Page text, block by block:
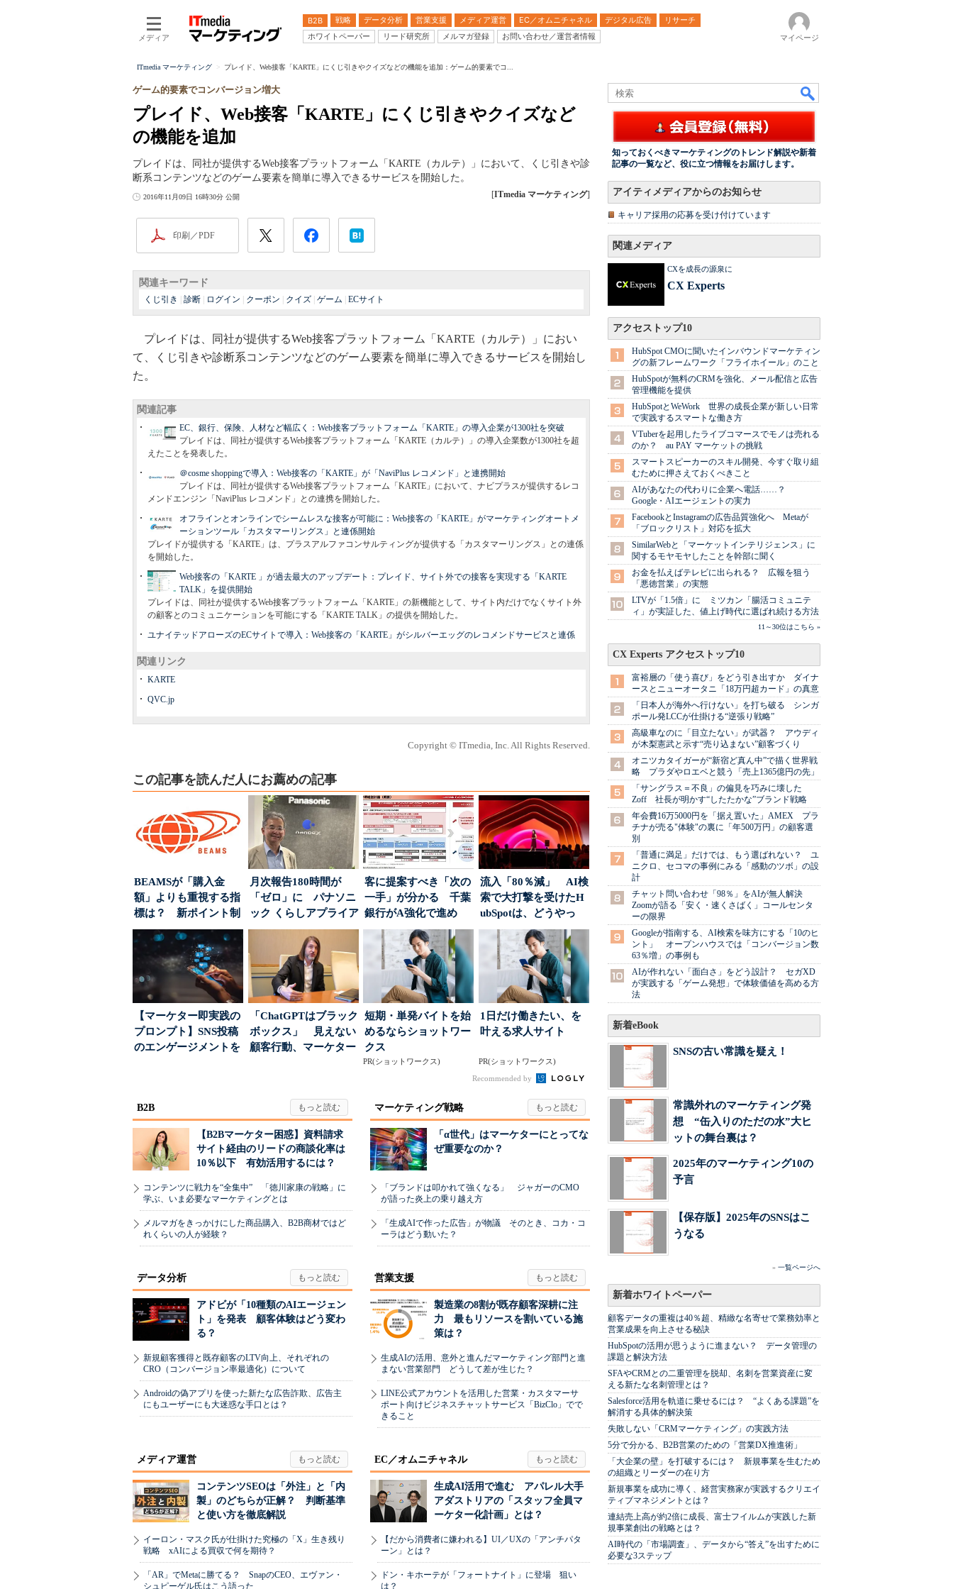
メディア
B2B 戦略 データ分析 営業支援 メディア運営 EC／オムニチャネル デジタル広告
リサーチ
ホワイトペーパー
リード研究所 メルマガ登録 お問い合わせ／運営者情報 マイページ
ITmedia マーケティング プレイド、Web接客「KARTE」にくじ引きやクイズなどの機能を追加：ゲーム的要素でコ...
プレイド、Web接客「KARTE」にくじ引きやクイズなど
の機能を追加
ゲーム的要素でコンバージョン増大
プレイドは、同社が提供するWeb接客プラットフォーム「KARTE（カルテ）」において、くじ引きや診
断系コンテンツなどのゲーム要素を簡単に導入できるサービスを開始した。
2016年11月09日 16時30分 公開 [ITmedia マーケティング]
印刷／PDF
関連キーワード
くじ引き 診断 ログイン クーポン クイズ ゲーム ECサイト
プレイドは、同社が提供するWeb接客プラットフォーム「KARTE（カルテ）」におい
て、くじ引きや診断系コンテンツなどのゲーム要素を簡単に導入できるサービスを開始し
た。
関連記事
EC、銀行、保険、人材など幅広く：Web接客プラットフォーム「KARTE」の導入企業が1300社を突破
プレイドは、同社が提供するWeb接客プラットフォーム「KARTE（カルテ）」の導入企業数が1300社を超
えたことを発表した。
＠cosme shoppingで導入：Web接客の「KARTE」が「NaviPlus レコメンド」と連携開始
プレイドは、同社が提供するWeb接客プラットフォーム「KARTE」において、ナビプラスが提供するレコ
メンドエンジン「NaviPlus レコメンド」との連携を開始した。
オフラインとオンラインでシームレスな接客が可能に：Web接客の「KARTE」がマーケティングオートメ
ーションツール「カスタマーリングス」と連係開始
プレイドが提供する「KARTE」は、プラスアルファコンサルティングが提供する「カスタマーリングス」との連係
を開始した。
Web接客の「KARTE 」が過去最大のアップデート：プレイド、サイト外での接客を実現する「KARTE
TALK」を提供開始
プレイドは、同社が提供するWeb接客プラットフォーム「KARTE」の新機能として、サイト内だけでなくサイト外
の顧客とのコミュニケーションを可能にする「KARTE TALK」の提供を開始した。
ユナイテッドアローズのECサイトで導入：Web接客の「KARTE」がシルバーエッグのレコメンドサービスと連係
関連リンク
KARTE
QVC.jp
Copyright © ITmedia, Inc. All Rights Reserved.
この記事を読んだ人にお薦めの記事
BEAMSが「購入金
額」よりも重視する指
標は？ 新ポイント制
度の狙い
月次報告180時間が
「ゼロ」に パナソニ
ック くらしアプライア
ンス社が挑んだVo...
客に提案すべき「次の
一手」が分かる 千葉
銀行がA強化で進め
る“One to On...
流入「80％減」 AI検
索で大打撃を受けたH
ubSpotは、どうやっ
て“未来の顧...
【マーケター即実践の
プロンプト】SNS投稿
のエンゲージメントを
「ChatGPTはブラック
ボックス」 見えない
顧客行動、マーケター
短期・単発バイトを始
めるならショットワー
クス
PR(ショットワークス)
1日だけ働きたい、を
叶える求人サイト
PR(ショットワークス)
Recommended by
B2B
【B2Bマーケター困惑】資料請求
サイト経由のリードの商談化率は
10％以下 有効活用するには？
コンテンツに戦力を“全集中” 「徳川家康の戦略」に
学ぶ、いま必要なマーケティングとは
メルマガをきっかけにした商品購入、B2B商材ではど
れくらいの人が経験？
マーケティング戦略
「α世代」はマーケターにとってな
ぜ重要なのか？
「ブランドは叩かれて強くなる」 ジャガーのCMO
が語った炎上の乗り越え方
「生成AIで作った広告」が物議 そのとき、コカ・コ
ーラはどう動いた？
データ分析
アドビが「10種類のAIエージェン
ト」を発表 顧客体験はどう変わ
る？
新規顧客獲得と既存顧客のLTV向上、それぞれの
CRO（コンバージョン率最適化）について
Androidの偽アプリを使った新たな広告詐欺、広告主
にもユーザーにも大迷惑な手口とは？
営業支援
製造業の8割が既存顧客深耕に注
力 最もリソースを割いている施
策は？
生成AIの活用、意外と進んだマーケティング部門と進
まない営業部門 どうして差が生じた？
LINE公式アカウントを活用した営業・カスタマーサ
ポート向けビジネスチャットサービス「BizClo」でで
きること
メディア運営
コンテンツSEOは「外注」と「内
製」のどちらが正解？ 判断基準
と使い方を徹底解説
イーロン・マスク氏が仕掛けた究極の「X」生き残り
戦略 xAIによる買収で何を期待？
「AR」でMetaに勝てる？ SnapのCEO、エヴァン・
シュピーゲル氏はこう語った
EC／オムニチャネル
生成AI活用で進む アパレル大手
アダストリアの「スタッフ全員マ
ーケター化計画」とは？
【だから消費者に嫌われる】UI／UXの「アンチパタ
ーン」とは？
ドン・キホーテが「フォートナイト」に登場 狙い
は？
知っておくべきマーケティングのトレンド解説や新着
記事の一覧など、役に立つ情報をお届けします。
アイティメディアからのお知らせ
キャリア採用の応募を受け付けています
関連メディア
CXを成長の源泉に
CX Experts
アクセストップ10
HubSpot CMOに聞いたインバウンドマーケティン
グの新フレームワーク「フライホイール」のこと
HubSpotが無料のCRMを強化、メール配信と広告
管理機能を提供
HubSpotとWeWork 世界の成長企業が新しい日常
で実践するスマートな働き方
VTuberを起用したライブコマースでモノは売れる
のか？ au PAY マーケットの挑戦
スマートスピーカーのスキル開発、今すぐ取り組
むために押さえておくべきこと
AIがあなたの代わりに企業へ電話……？
Google・AIエージェントの実力
FacebookとInstagramの広告品質強化へ Metaが
「ブロックリスト」対応を拡大
SimilarWebと「マーケットインテリジェンス」に
関するモヤモヤしたことを幹部に聞く
お金を払えばテレビに出られる？ 広報を狙う
「悪徳営業」の実態
LTVが「1.5倍」に ミツカン「腸活コミュニテ
ィ」が実証した、値上げ時代に選ばれ続ける方法
11～30位はこちら »
CX Experts アクセストップ10
富裕層の「使う喜び」をどう引き出すか ダイナ
ースとニューオータニ「18万円超カード」の真意
「日本人が海外へ行けない」を打ち破る シンガ
ポール発LCCが仕掛ける“逆張り戦略”
高級車なのに「目立たない」が武器？ アウディ
が木梨憲武と示す“売り込まない”顧客づくり
オニツカタイガーが“新宿ど真ん中”で描く世界戦
略 プラダやロエベと競う「売上1365億円の先」
「サングラス＝不良」の偏見を巧みに壊した
Zoff 社長が明かす“したたかな”ブランド戦略
年会費16万5000円を「据え置いた」AMEX プラ
チナが売る"体験"の裏に「年500万円」の顧客選
別
「普通に満足」だけでは、もう選ばれない？ ユ
ニクロ、セコマの事例にみる「感動のツボ」の設
計
チャット問い合わせ「98％」をAIが無人解決
Zoomが語る「安く・速くさばく」コールセンタ
ーの限界
Googleが指南する、AI検索を味方にする「10のヒ
ント」 オープンハウスでは「コンバージョン数
63％増」の事例も
AIが作れない「面白さ」をどう設計？ セガXD
が実践する「ゲーム発想」で体験価値を高める方
法
新着eBook
SNSの古い常識を疑え！
常識外れのマーケティング発
想 “缶入りのただの水”大ヒ
ットの舞台裏は？
2025年のマーケティング10の
予言
【保存版】2025年のSNSはこ
うなる
» 一覧ページへ
新着ホワイトペーパー
顧客データの重複は40％超、精緻な名寄せで業務効率と
営業成果を向上させる秘訣
HubSpotの活用が思うように進まない？ データ管理の
課題と解決方法
SFAやCRMとの二重管理を脱却、名刺を営業資産に変
える新たな名刺管理とは？
Salesforce活用を軌道に乗せるには？ “よくある課題”を
解消する具体的解決策
失敗しない「CRMマーケティング」の実践方法
5分で分かる、B2B営業のための「営業DX推進術」
「大企業の壁」を打破するには？ 新規事業を生むため
の組織とリーダーの在り方
新規事業を成功に導く、経営実務家が実践するクリエイ
ティブマネジメントとは？
連結売上高が約2倍に成長、富士フイルムが実践した新
規事業創出の戦略とは？
AI時代の「市場調査」、データから“答え”を出すために
必要な3ステップ